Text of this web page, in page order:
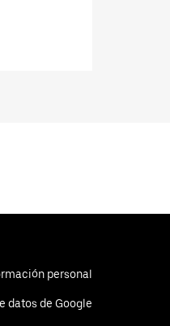
personal
datos de Google